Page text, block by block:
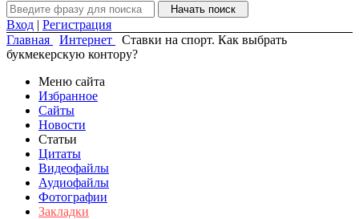
Вход | Регистрация
Главная
Интернет
Ставки на спорт. Как выбрать
букмекерскую контору?
Меню сайта
Избранное
Сайты
Новости
Статьи
Цитаты
Видеофайлы
Аудиофайлы
Фотографии
Закладки